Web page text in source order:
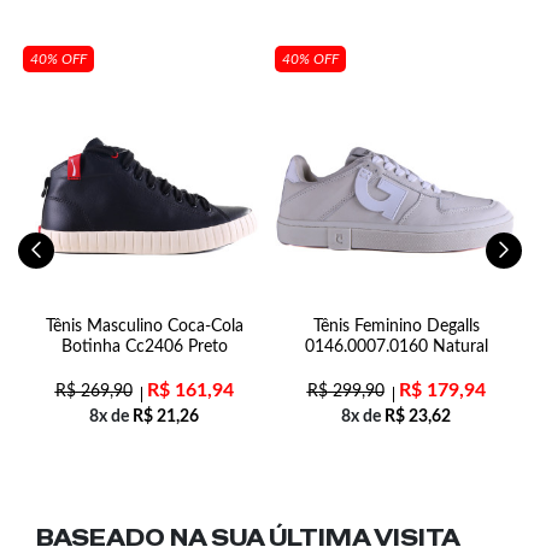
40% OFF
Tênis Masculino Coca-Cola
Botinha Cc2406 Preto
R$269,90 R$161,94
8x de R$ 21,26
40% OFF
Tênis Feminino Degalls
0146.0007.0160 Natural
R$299,90 R$179,94
8x de R$ 23,62
BASEADO NA SUAÚLTIMA VISITA